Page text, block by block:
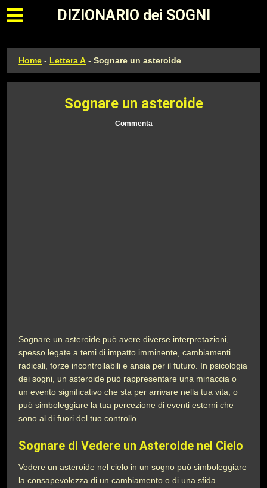
Apri il menu principale
DIZIONARIO dei SOGNI
Home - Lettera A -Sognare un asteroide
Sognare un asteroide
Commenta
Sognare un asteroide può avere diverse interpretazioni,
spesso legate a temi di impatto imminente, cambiamenti
radicali, forze incontrollabili e ansia per il futuro. In psicologia
dei sogni, un asteroide può rappresentare una minaccia o
un evento significativo che sta per arrivare nella tua vita, o
può simboleggiare la tua percezione di eventi esterni che
sono al di fuori del tuo controllo.
Sognare di Vedere un Asteroide nel Cielo
Vedere un asteroide nel cielo in un sogno può simboleggiare
la consapevolezza di un cambiamento o di una sfida